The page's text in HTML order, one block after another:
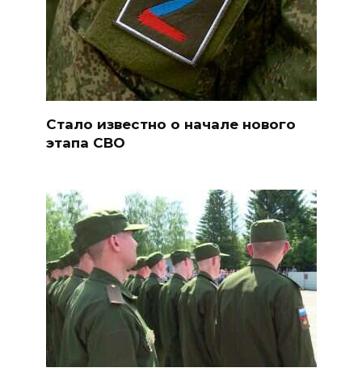
Стало известно о начале нового
этапа СВО